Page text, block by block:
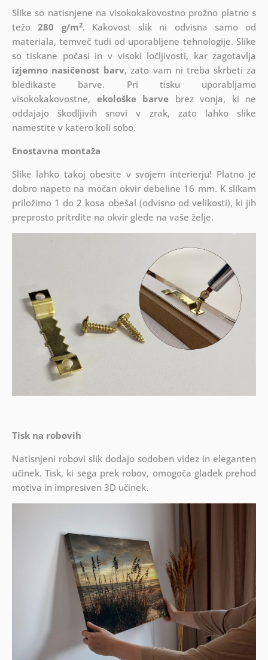
Slike so natisnjene na visokokakovostno prožno platno s
težo280 g/m2. Kakovost slik ni odvisna samo od
materiala, temveč tudi od uporabljene tehnologije. Slike
so tiskane počasi in v visoki ločljivosti, kar zagotavlja
izjemno nasičenost barv, zato vam ni treba skrbeti za
bledikaste barve. Pri tisku uporabljamo
visokokakovostne, ekološke barve brez vonja, ki ne
oddajajo škodljivih snovi v zrak, zato lahko slike
namestite v katero koli sobo.
Enostavna montaža
Slike lahko takoj obesite v svojem interierju! Platno je
dobro napeto na močan okvir debeline 16 mm. K slikam
priložimo 1 do 2 kosa obešal (odvisno od velikosti), ki jih
preprosto pritrdite na okvir glede na vaše želje.
Tisk na robovih
Natisnjeni robovi slik dodajo sodoben videz in eleganten
učinek. Tisk, ki sega prek robov, omogoča gladek prehod
motiva in impresiven 3D učinek.